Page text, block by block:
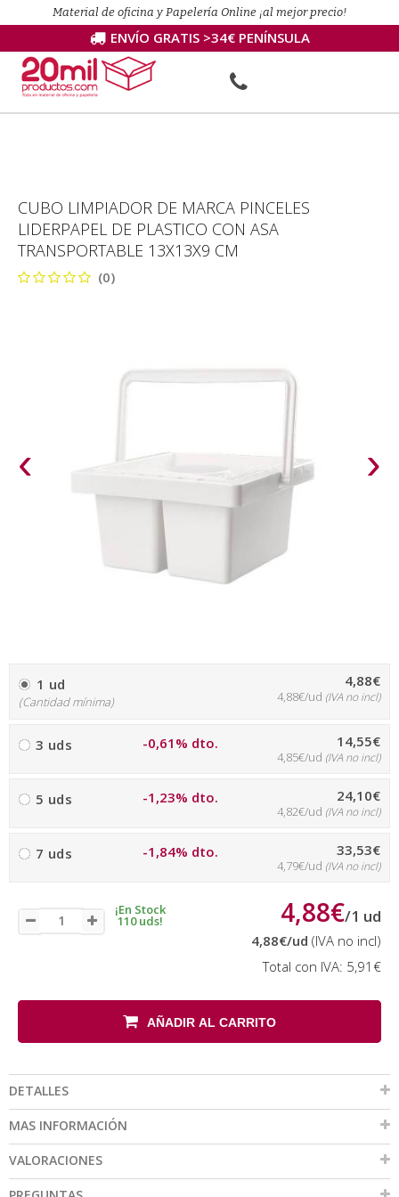
Material de oficina y Papelería Online ¡al mejor precio!
ENVÍO GRATIS >34€ PENÍNSULA
CUBO LIMPIADOR DE MARCA PINCELES
LIDERPAPEL DE PLASTICO CON ASA
TRANSPORTABLE 13X13X9 CM
(0)
‹ ›
1 ud
(Cantidad mínima)
4,88€
4,88€/ud (IVA no incl)
3 uds -0,61% dto. 14,55€
4,85€/ud (IVA no incl)
5 uds -1,23% dto. 24,10€
4,82€/ud (IVA no incl)
7 uds -1,84% dto. 33,53€
4,79€/ud (IVA no incl)
¡En Stock
110 uds! 4,88€/1 ud
4,88€/ud (IVA no incl)
Total con IVA: 5,91€
AÑADIR AL CARRITO
DETALLES
MAS INFORMACIÓN
VALORACIONES